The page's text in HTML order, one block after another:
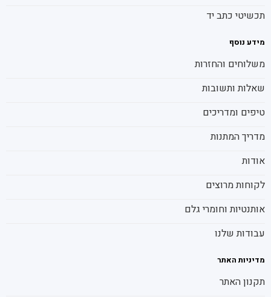
תכשיטי כתב יד
מידע נוסף
משלוחים והחזרות
שאלות ותשובות
טיפים ומדריכים
מדריך המתנות
אודות
לקוחות מרוצים
אותנטיות וחומרי גלם
עבודות שלנו
מדיניות האתר
תקנון האתר